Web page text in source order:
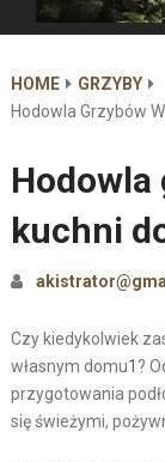
HOME
GRZYBY
Hodowla Grzybów
Hodowla
kuchni
Czy kiedykolwiek
własnym domu1 ?
przygotowania
się świeżymi,